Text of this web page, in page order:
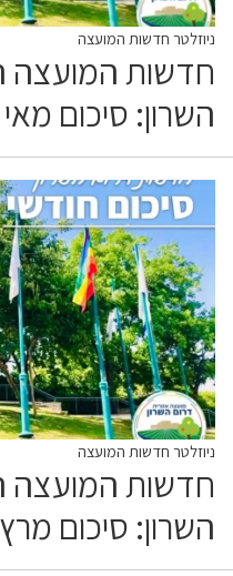
ניוזלטר חדשות המועצה
חדשות המועצה
השרון: סיכום מאי 2023
ניוזלטר חדשות המועצה
חדשות המועצה
השרון: סיכום מרץ 2023